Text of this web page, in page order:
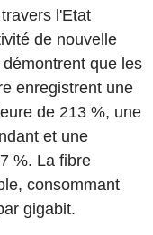
l'Etat
de nouvelle
que les
enregistrent une
de 213 %, une
et une
%. La fibre
consommant
gigabit.